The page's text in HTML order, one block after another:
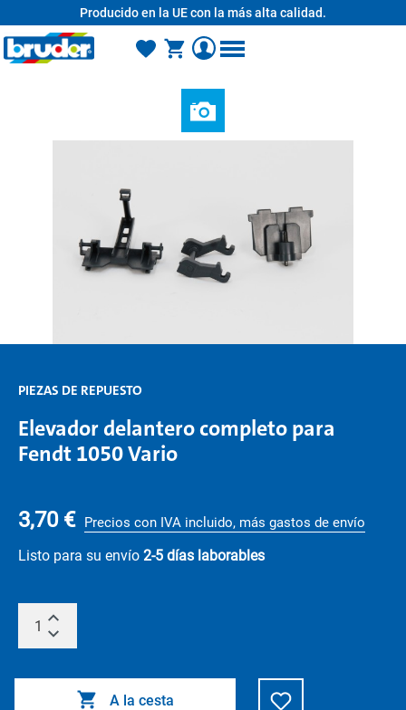
Producido en la UE con la más alta calidad.
PIEZAS DE REPUESTO
Elevador delantero completo para
Fendt 1050 Vario
3,70 € Precios con IVA incluido, más gastos de envío
Listo para su envío 2-5 días laborables
A la cesta